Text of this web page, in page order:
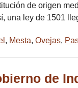
de origen
una ley de 1501
, Mesta, Ovejas,
de